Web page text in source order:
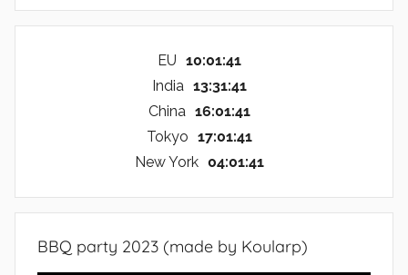
EU 10:01:42
India 13:31:42
China 16:01:42
Tokyo 17:01:42
New York 04:01:42
BBQ party 2023 (made by Koularp)